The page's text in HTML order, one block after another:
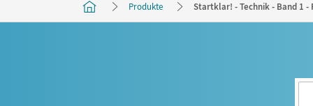
Produkte Startklar! - Technik - Band 1 -